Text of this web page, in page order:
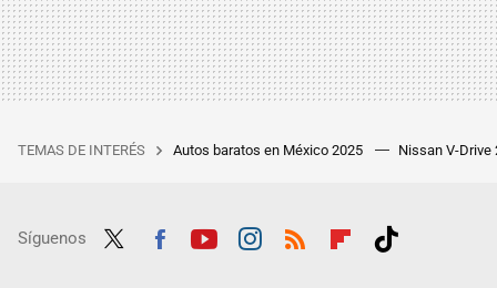
TEMAS DE INTERÉS Autos baratos en México 2025 Nissan V-Drive
Síguenos